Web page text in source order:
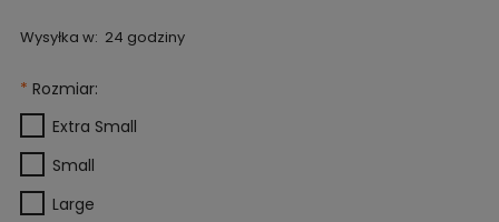
Wysyłka w: 24 godziny
* Rozmiar:
Extra Small
Small
Large